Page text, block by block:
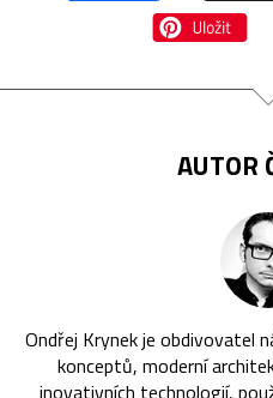
AUTOR
Ondřej Krynek je obdivovatel
konceptů, moderní